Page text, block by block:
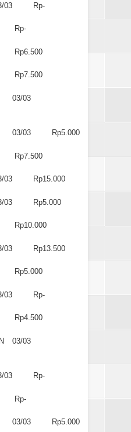
03 Rp-
Rp-
Rp6.500
Rp7.500
03/03
03/03 Rp5.000
Rp7.500
03 Rp15.000
03 Rp5.000
Rp10.000
03 Rp13.500
Rp5.000
03 Rp-
Rp4.500
03/03
03 Rp-
Rp-
03/03 Rp5.000